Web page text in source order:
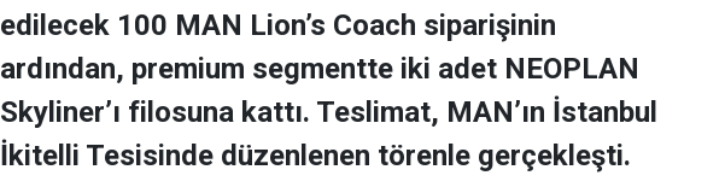
edilecek 100 MAN Lion’s Coach siparişinin
ardından, premium segmentte iki adet NEOPLAN
Skyliner’ı filosuna kattı. Teslimat, MAN’ın İstanbul
İkitelli Tesisinde düzenlenen törenle gerçekleşti.